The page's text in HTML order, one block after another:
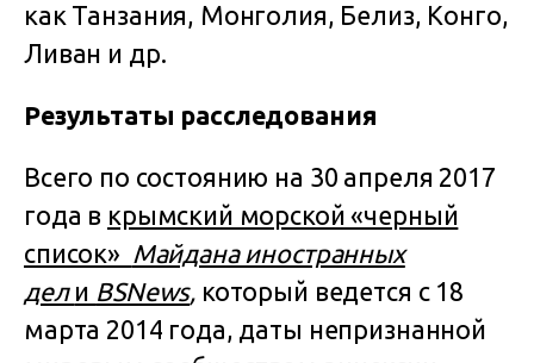
как Танзания, Монголия, Белиз, Конго,
Ливан и др.
Результаты расследования
Всего по состоянию на 30 апреля 2017
года в крымский морской «черный
список» Майдана иностранных
дел и BSNews, который ведется с 18
марта 2014 года, даты непризнанной